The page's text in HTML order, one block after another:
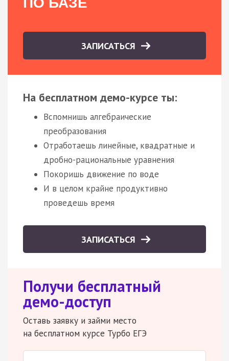
ЗАПИСАТЬСЯ
На бесплатном демо-курсе ты:
Вспомнишь алгебраические
преобразования
Отработаешь линейные, квадратные и
дробно-рациональные уравнения
Покоришь движение по воде
И в целом крайне продуктивно
проведешь время
ЗАПИСАТЬСЯ
Получи бесплатный
демо-доступ
Оставь заявку и займи место
на бесплатном курсе Турбо ЕГЭ